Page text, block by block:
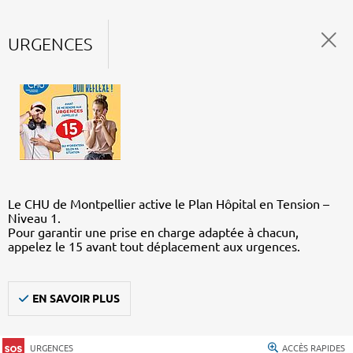
URGENCES
Le CHU de Montpellier active le Plan Hôpital en Tension –
Niveau 1.
Pour garantir une prise en charge adaptée à chacun,
appelez le 15 avant tout déplacement aux urgences.
EN SAVOIR PLUS
URGENCES ACCÈS RAPIDES